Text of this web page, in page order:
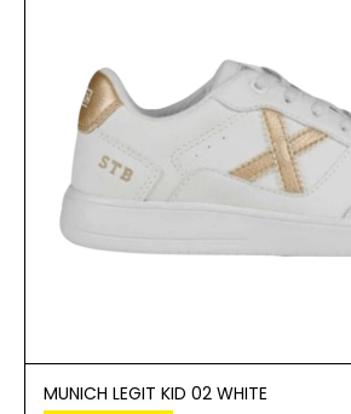
MUNICH LEGIT KID 02 WHITE